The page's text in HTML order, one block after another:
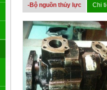
-Bộ nguồn thủy lực Chi